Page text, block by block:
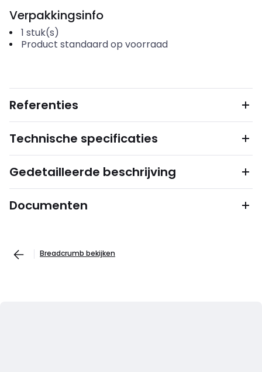
Verpakkingsinfo
1 stuk(s)
Product standaard op voorraad
Referenties
Technische specificaties
Gedetailleerde beschrijving
Documenten
Breadcrumb bekijken